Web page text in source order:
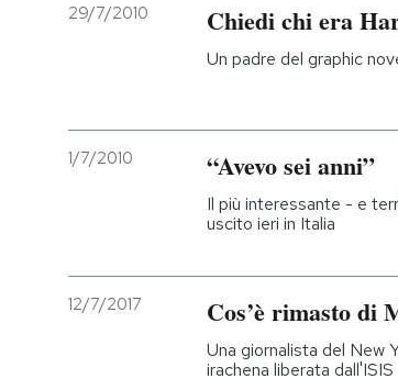
29/7/2010 Chiedi chi era
Un padre del graphic
1/7/2010 “Avevo sei anni”
Il più interessante - e
uscito ieri in Italia
12/7/2017 Cos’è rimasto di
Una giornalista del New
irachena liberata dall'ISIS